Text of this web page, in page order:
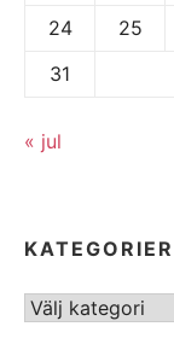
24
25
31
« jul
KATEGORIER
Kategorier